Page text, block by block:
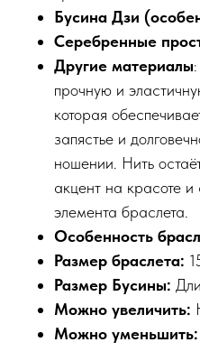
Бусина Дзи
Серебренные
Другие материалы
прочную и
которая
запястье и
ношении. Нить
акцент на красоте
элемента браслета.
Особенность
Размер браслета:
Размер Бусины:
Можно увеличить:
Можно уменьшить: